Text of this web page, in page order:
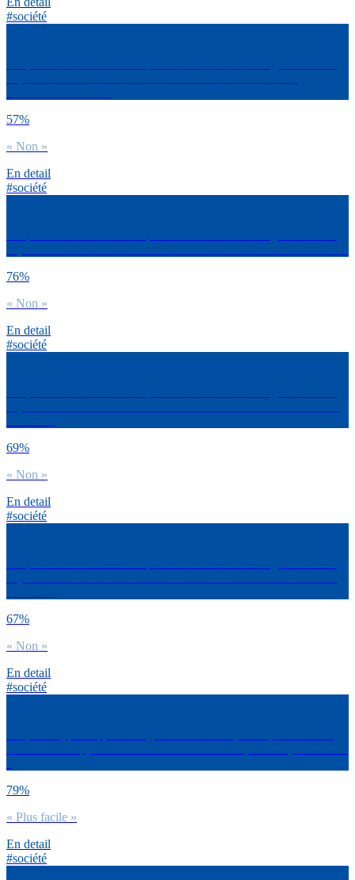
#société
57%
« Non »
En detail
#société
76%
« Non »
En detail
#société
69%
« Non »
En detail
#société
67%
« Non »
En detail
#société
79%
« Plus facile »
En detail
#société